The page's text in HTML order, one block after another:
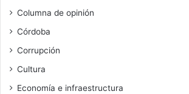
Columna de opinión
Córdoba
Corrupción
Cultura
Economía e infraestructura